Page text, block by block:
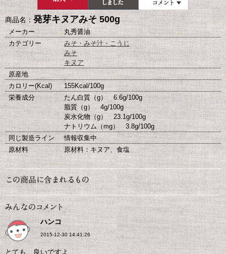
商品名：発芽キヌアみそ 500g
メーカー
丸秀醤油
カテゴリー
みそ・みそ汁・こうじ
みそ
キヌア
原産地
カロリー(Kcal)
155Kcal/100g
栄養成分
たん白質（g） 6.6g/100g
脂質（g） 4g/100g
炭水化物（g） 23.1g/100g
ナトリウム（mg） 3.8g/100g
同じ製造ライン
情報収集中
原材料
原材料：キヌア、食塩
ハンコ
2015-12-30 14:41:26
とても、良いですよ